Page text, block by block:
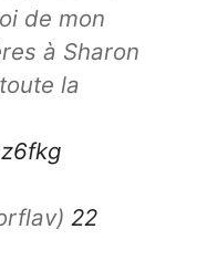
de mon
à Sharon
la
22